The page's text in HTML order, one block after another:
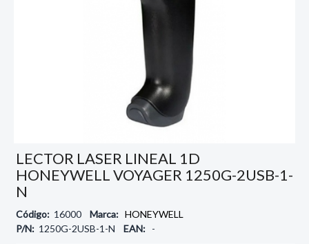
LECTOR LASER LINEAL 1D
HONEYWELL VOYAGER 1250G-2USB-1-
N
Código: 16000 Marca: HONEYWELL
P/N: 1250G-2USB-1-N EAN: -